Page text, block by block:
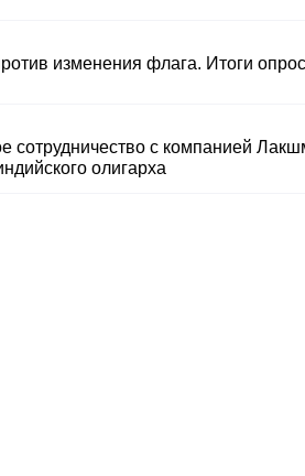
изменения флага. Итоги
сотрудничество с компанией
олигарха